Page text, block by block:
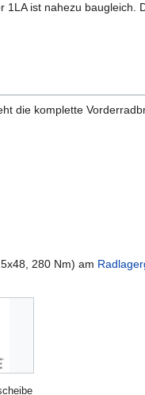
ist nahezu
die komplette
280 Nm) am